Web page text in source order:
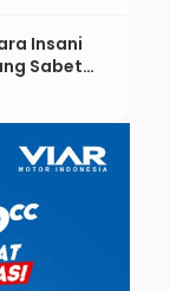
Insani
Sabet
Tapak